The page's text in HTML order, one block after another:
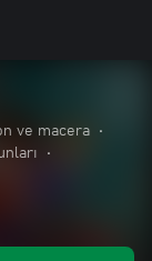
ve macera
•
•